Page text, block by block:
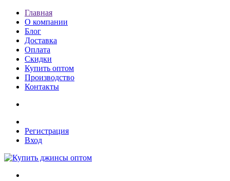
Главная
О компании
Блог
Доставка
Оплата
Скидки
Купить оптом
Производство
Контакты
Регистрация
Вход